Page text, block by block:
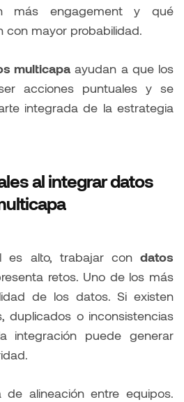
más engagement y qué
con mayor probabilidad.
multicapa ayudan a que los
acciones puntuales y se
integrada de la estrategia
al integrar datos
es alto, trabajar con datos
retos. Uno de los más
de los datos. Si existen
duplicados o inconsistencias
integración puede generar
alineación entre equipos.